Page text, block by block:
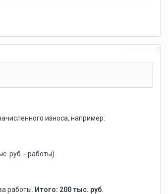
износа, например:
руб. - работы)
работы. Итого: 200 тыс. руб